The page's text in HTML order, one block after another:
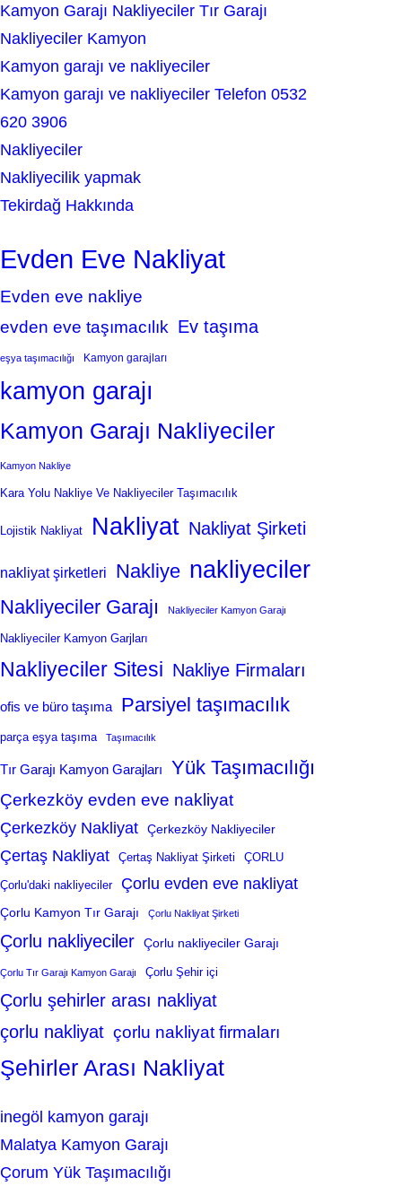
Kamyon Garajı Nakliyeciler Tır Garajı
Nakliyeciler Kamyon
Kamyon garajı ve nakliyeciler
Kamyon garajı ve nakliyeciler Telefon 0532
620 3906
Nakliyeciler
Nakliyecilik yapmak
Tekirdağ Hakkında
Evden Eve Nakliyat
Evden eve nakliye
evden eve taşımacılık Ev taşıma
eşya taşımacılığı Kamyon garajları
kamyon garajı
Kamyon Garajı Nakliyeciler
Kamyon Nakliye
Kara Yolu Nakliye Ve Nakliyeciler Taşımacılık
Lojistik Nakliyat Nakliyat Nakliyat Şirketi
nakliyat şirketleri Nakliye nakliyeciler
Nakliyeciler Garajı Nakliyeciler Kamyon Garajı
Nakliyeciler Kamyon Garjları
Nakliyeciler Sitesi Nakliye Firmaları
ofis ve büro taşıma Parsiyel taşımacılık
parça eşya taşıma Taşımacılık
Tır Garajı Kamyon Garajları Yük Taşımacılığı
Çerkezköy evden eve nakliyat
Çerkezköy Nakliyat Çerkezköy Nakliyeciler
Çertaş Nakliyat Çertaş Nakliyat Şirketi ÇORLU
Çorlu'daki nakliyeciler Çorlu evden eve nakliyat
Çorlu Kamyon Tır Garajı Çorlu Nakliyat Şirketi
Çorlu nakliyeciler Çorlu nakliyeciler Garajı
Çorlu Tır Garajı Kamyon Garajı Çorlu Şehir içi
Çorlu şehirler arası nakliyat
çorlu nakliyat çorlu nakliyat firmaları
Şehirler Arası Nakliyat
inegöl kamyon garajı
Malatya Kamyon Garajı
Çorum Yük Taşımacılığı